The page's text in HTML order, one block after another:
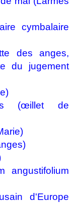
cymbalaire
des anges,
du jugement
(œillet de
angustifolium
d'Europe